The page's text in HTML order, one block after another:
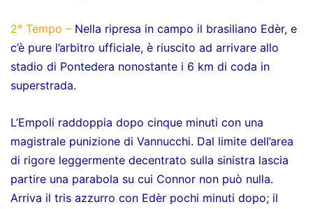
2° Tempo – Nella ripresa in campo il brasiliano Edèr, e
c’è pure l’arbitro ufficiale, è riuscito ad arrivare allo
stadio di Pontedera nonostante i 6 km di coda in
superstrada.
L’Empoli raddoppia dopo cinque minuti con una
magistrale punizione di Vannucchi. Dal limite dell’area
di rigore leggermente decentrato sulla sinistra lascia
partire una parabola su cui Connor non può nulla.
Arriva il tris azzurro con Edèr pochi minuti dopo; il